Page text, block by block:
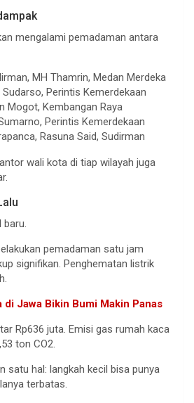
mengalami pemadaman antara
MH Thamrin, Medan Merdeka
Perintis Kemerdekaan
Mogot, Kembangan Raya
Perintis Kemerdekaan
Rasuna Said, Sudirman
wali kota di tiap wilayah juga
baru.
pemadaman satu jam
signifikan. Penghematan listrik
di Jawa Bikin Bumi Makin Panas
Rp636 juta. Emisi gas rumah kaca
ton CO2.
satu hal: langkah kecil bisa punya
terbatas.